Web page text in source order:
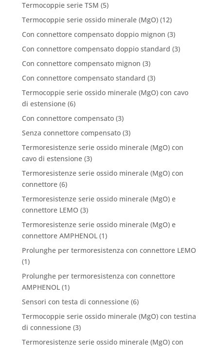
Termocoppie serie TSM (5)
Termocoppie serie ossido minerale (MgO) (12)
Con connettore compensato doppio mignon (3)
Con connettore compensato doppio standard (3)
Con connettore compensato mignon (3)
Con connettore compensato standard (3)
Termocoppie serie ossido minerale (MgO) con cavo
di estensione (6)
Con connettore compensato (3)
Senza connettore compensato (3)
Termoresistenze serie ossido minerale (MgO) con
cavo di estensione (3)
Termoresistenze serie ossido minerale (MgO) con
connettore (6)
Termoresistenze serie ossido minerale (MgO) e
connettore LEMO (3)
Termoresistenze serie ossido minerale (MgO) e
connettore AMPHENOL (1)
Prolunghe per termoresistenza con connettore LEMO
(1)
Prolunghe per termoresistenza con connettore
AMPHENOL (1)
Sensori con testa di connessione (6)
Termocoppie serie ossido minerale (MgO) con testina
di connessione (3)
Termoresistenze serie ossido minerale (MgO) con